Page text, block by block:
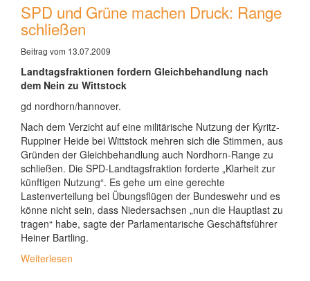
SPD und Grüne machen Druck: Range
schließen
Beitrag vom 13.07.2009
Landtagsfraktionen fordern Gleichbehandlung nach
dem Nein zu Wittstock
gd nordhorn/hannover.
Nach dem Verzicht auf eine militärische Nutzung der Kyritz-
Ruppiner Heide bei Wittstock mehren sich die Stimmen, aus
Gründen der Gleichbehandlung auch Nordhorn-Range zu
schließen. Die SPD-Landtagsfraktion forderte „Klarheit zur
künftigen Nutzung“. Es gehe um eine gerechte
Lastenverteilung bei Übungsflügen der Bundeswehr und es
könne nicht sein, dass Niedersachsen „nun die Hauptlast zu
tragen“ habe, sagte der Parlamentarische Geschäftsführer
Heiner Bartling.
Weiterlesen